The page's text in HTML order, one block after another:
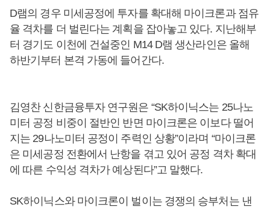
D램의 경우 미세공정에 투자를 확대해 마이크론과 점유
율 격차를 더 벌린다는 계획을 잡아놓고 있다. 지난해부
터 경기도 이천에 건설중인 M14 D램 생산라인은 올해
하반기부터 본격 가동에 들어간다.
김영찬 신한금융투자 연구원은 “SK하이닉스는 25나노
미터 공정 비중이 절반인 반면 마이크론은 이보다 떨어
지는 29나노미터 공정이 주력인 상황”이라며 “마이크론
은 미세공정 전환에서 난항을 겪고 있어 공정 격차 확대
에 따른 수익성 격차가 예상된다”고 말했다.
SK하이닉스와 마이크론이 벌이는 경쟁의 승부처는 낸